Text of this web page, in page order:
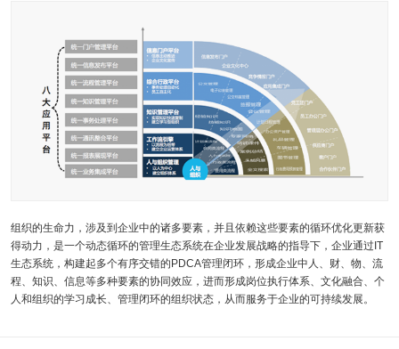
组织的生命力，涉及到企业中的诸多要素，并且依赖这些要素的循环优化更新获
得动力，是一个动态循环的管理生态系统在企业发展战略的指导下，企业通过IT
生态系统，构建起多个有序交错的PDCA管理闭环，形成企业中人、财、物、流
程、知识、信息等多种要素的协同效应，进而形成岗位执行体系、文化融合、个
人和组织的学习成长、管理闭环的组织状态，从而服务于企业的可持续发展。